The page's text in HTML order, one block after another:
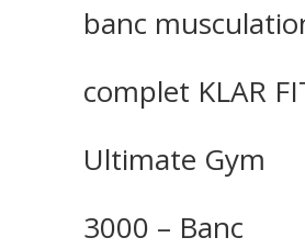
banc
complet KLAR
Ultimate Gym
3000 – Banc